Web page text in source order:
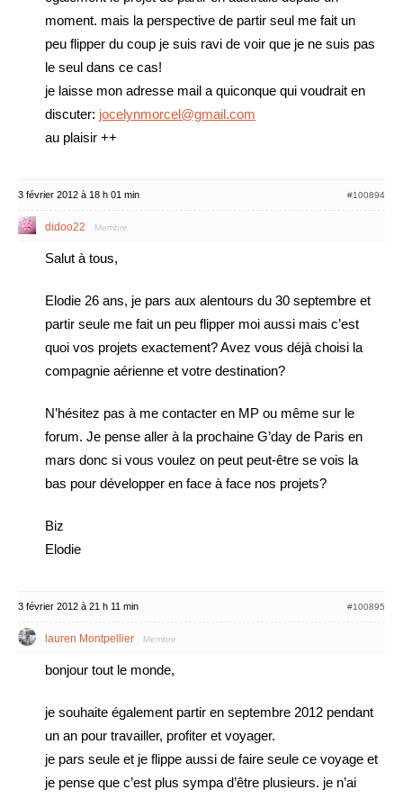
moment. mais la perspective de partir seul me fait un
peu flipper du coup je suis ravi de voir que je ne suis pas
le seul dans ce cas!
je laisse mon adresse mail a quiconque qui voudrait en
discuter: jocelynmorcel@gmail.com
au plaisir ++
3 février 2012 à 18 h 01 min #100894
didoo22 Membre
Salut à tous,
Elodie 26 ans, je pars aux alentours du 30 septembre et
partir seule me fait un peu flipper moi aussi mais c’est
quoi vos projets exactement? Avez vous déjà choisi la
compagnie aérienne et votre destination?
N’hésitez pas à me contacter en MP ou même sur le
forum. Je pense aller à la prochaine G’day de Paris en
mars donc si vous voulez on peut peut-être se vois la
bas pour développer en face à face nos projets?
Biz
Elodie
3 février 2012 à 21 h 11 min #100895
lauren Montpellier Membre
bonjour tout le monde,
je souhaite également partir en septembre 2012 pendant
un an pour travailler, profiter et voyager.
je pars seule et je flippe aussi de faire seule ce voyage et
je pense que c’est plus sympa d’être plusieurs. je n’ai